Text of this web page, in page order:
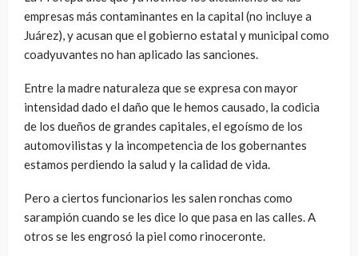
empresas más contaminantes en la capital (no incluye a
Juárez), y acusan que el gobierno estatal y municipal como
coadyuvantes no han aplicado las sanciones.
Entre la madre naturaleza que se expresa con mayor
intensidad dado el daño que le hemos causado, la codicia
de los dueños de grandes capitales, el egoísmo de los
automovilistas y la incompetencia de los gobernantes
estamos perdiendo la salud y la calidad de vida.
Pero a ciertos funcionarios les salen ronchas como
sarampión cuando se les dice lo que pasa en las calles. A
otros se les engrosó la piel como rinoceronte.